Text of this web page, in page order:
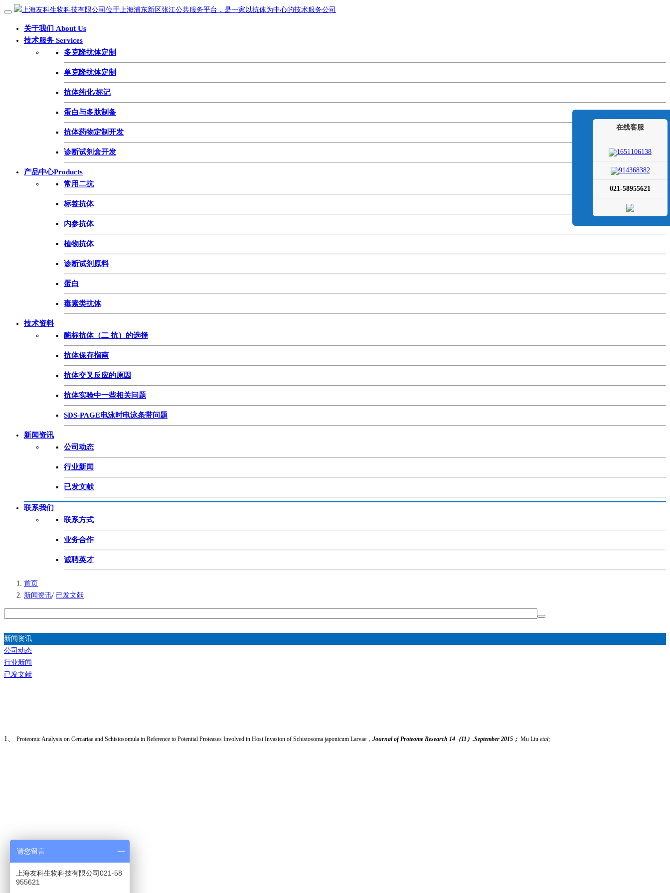
关于我们 About Us
技术服务 Services
多克隆抗体定制
单克隆抗体定制
抗体纯化/标记
蛋白与多肽制备
抗体药物定制开发
诊断试剂盒开发
产品中心Products
常用二抗
标签抗体
内参抗体
植物抗体
诊断试剂原料
蛋白
毒素类抗体
技术资料
酶标抗体（二 抗）的选择
抗体保存指南
抗体交叉反应的原因
抗体实验中一些相关问题
SDS-PAGE电泳时电泳条带问题
新闻资讯
公司动态
行业新闻
已发文献
联系我们
联系方式
业务合作
诚聘英才
首页
新闻资讯/ 已发文献
新闻资讯
公司动态
行业新闻
已发文献
1、 Proteomic Analysis on Cercariae and Schistosomula in Reference to Potential Proteases Involved in Host Invasion of Schistosoma japonicum Larvae ， Journal of Proteome Research 14（11）.September 2015； Mu Liu etal;
在线客服
1651106138
914368382
021-58955621
请您留言
上海友科生物科技有限公司021-58
955621